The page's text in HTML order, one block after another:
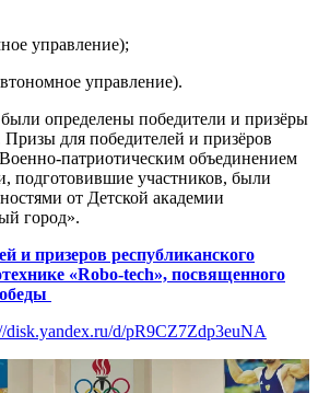
управление);
управление).
определены победители и призёры
для победителей и призёров
патриотическим объединением
подготовившие участников, были
от Детской академии
город».
и призеров республиканского
«Robo-tech», посвященного
disk.yandex.ru/d/pR9CZ7Zdp3euNA